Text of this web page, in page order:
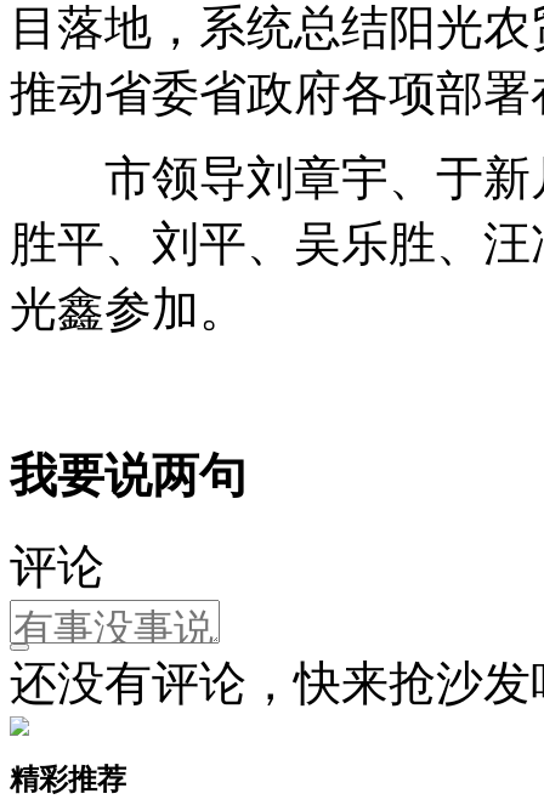
目落地，系统总结阳光
推动省委省政府各项部
市领导刘章宇、于新
胜平、刘平、吴乐胜、
光鑫参加。
我要说两句
评论
还没有评论，快来抢沙发
精彩推荐